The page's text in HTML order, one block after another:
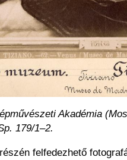
Akadémia
179/1–2.
felfedezhető